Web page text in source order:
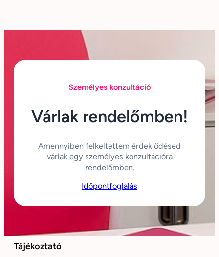
Személyes konzultáció
Várlak rendelőmben!
Amennyiben felkeltettem érdeklődésed
várlak egy személyes konzultációra
rendelőmben.
Időpontfoglalás
Tájékoztató